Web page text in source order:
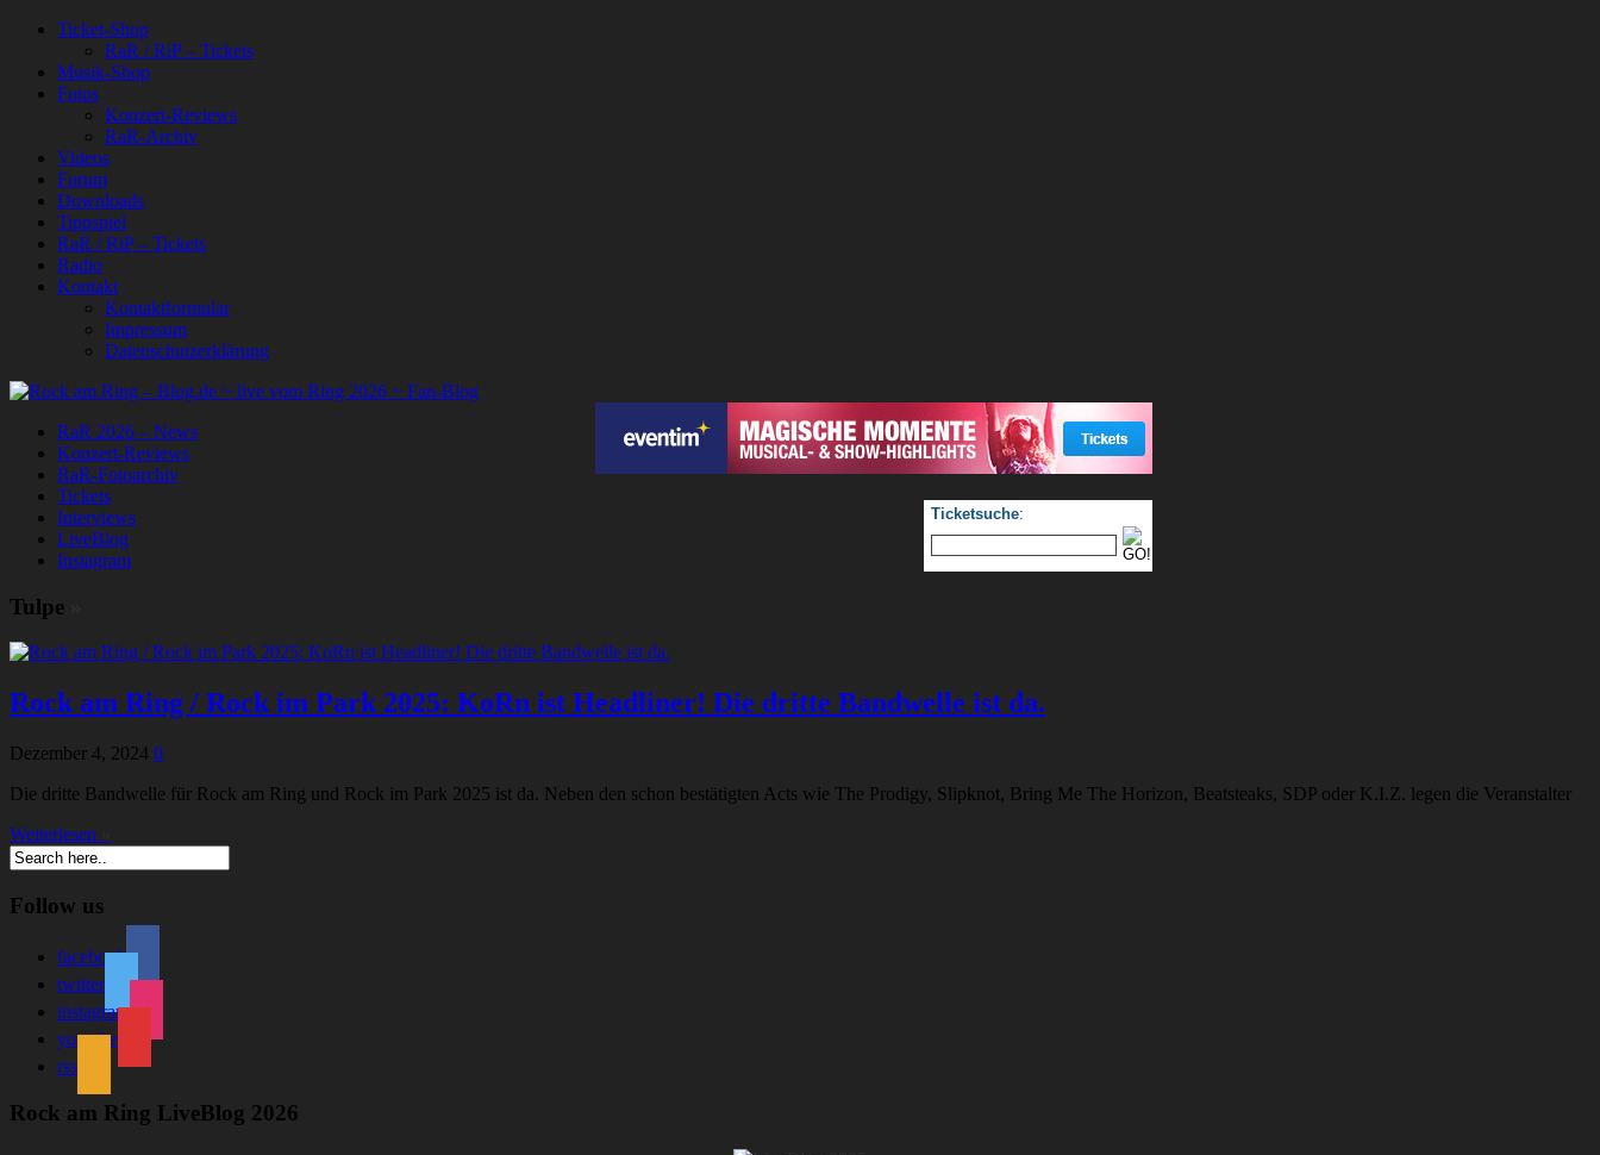
Ticket-Shop
RaR / RiP – Tickets
Musik-Shop
Fotos
Konzert-Reviews
RaR-Archiv
Videos
Forum
Downloads
Tippspiel
RaR / RiP – Tickets
Radio
Kontakt
Kontaktformular
Impressum
Datenschutzerklärung
Ticketsuche:
RaR 2026 – News
Konzert-Reviews
RaR-Fotoarchiv
Tickets
Interviews
LiveBlog
Instagram
Tulpe
Rock am Ring / Rock im Park 2025: KoRn ist Headliner! Die dritte Bandwelle ist da.
Dezember 4, 2024 0
Die dritte Bandwelle für Rock am Ring und Rock im Park 2025 ist da. Neben den schon bestätigten Acts wie The Prodigy, Slipknot, Bring Me The Horizon, Beatsteaks, SDP oder K.I.Z. legen die Veranstalter
Weiterlesen
Follow us
facebook
twitter
instagram
youtube
rss
Rock am Ring LiveBlog 2026